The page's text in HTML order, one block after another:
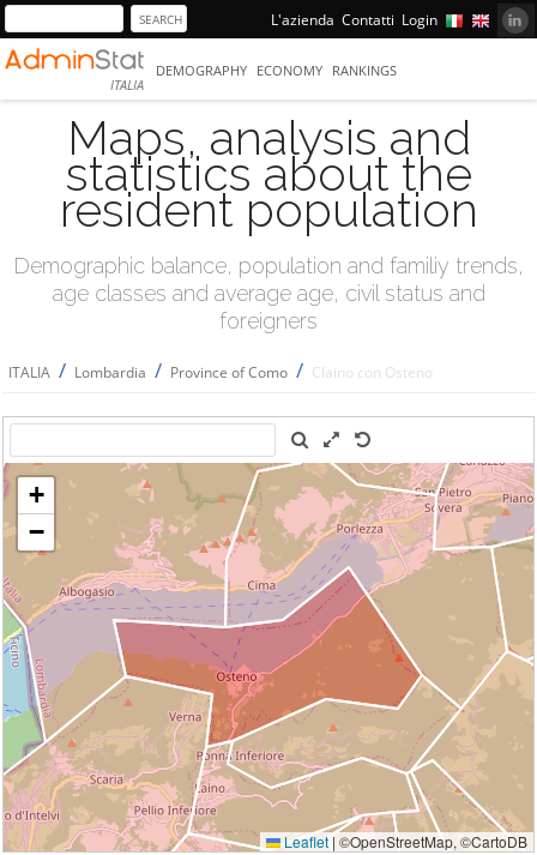
L'azienda Contatti Login
ITALIA
DEMOGRAPHY ECONOMY RANKINGS
Maps, analysis and
statistics about the
resident population
Demographic balance, population and familiy trends,
age classes and average age, civil status and
foreigners
ITALIA / Lombardia / Province of Como / Claino con Osteno